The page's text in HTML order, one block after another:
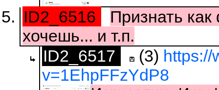
ID2_6516
Признать как
хочешь... и т.п.
ID2_6517
(3) https://
v=1EhpFFzYdP8